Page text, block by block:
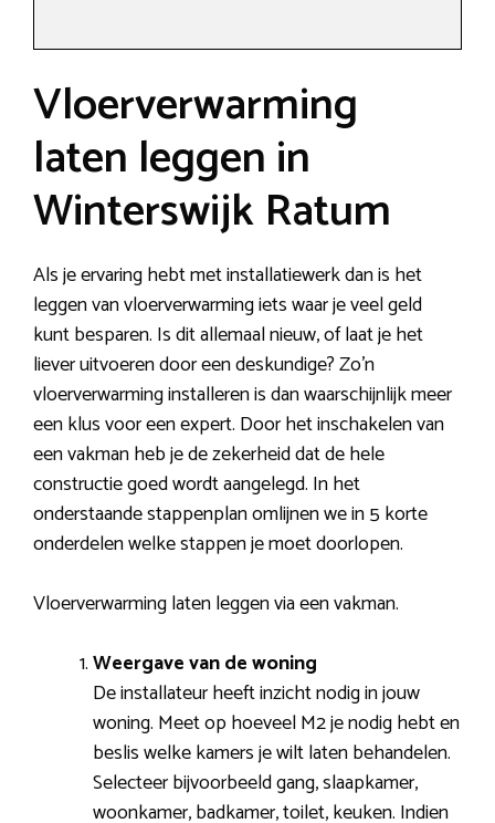
Vloerverwarming
laten leggen in
Winterswijk Ratum
Als je ervaring hebt met installatiewerk dan is het
leggen van vloerverwarming iets waar je veel geld
kunt besparen. Is dit allemaal nieuw, of laat je het
liever uitvoeren door een deskundige? Zo’n
vloerverwarming installeren is dan waarschijnlijk meer
een klus voor een expert. Door het inschakelen van
een vakman heb je de zekerheid dat de hele
constructie goed wordt aangelegd. In het
onderstaande stappenplan omlijnen we in 5 korte
onderdelen welke stappen je moet doorlopen.
Vloerverwarming laten leggen via een vakman.
Weergave van de woning
De installateur heeft inzicht nodig in jouw
woning. Meet op hoeveel M2 je nodig hebt en
beslis welke kamers je wilt laten behandelen.
Selecteer bijvoorbeeld gang, slaapkamer,
woonkamer, badkamer, toilet, keuken. Indien